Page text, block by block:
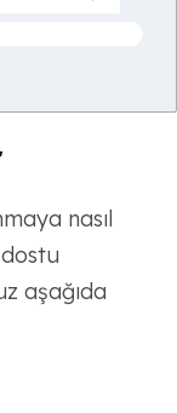
nasıl
aşağıda